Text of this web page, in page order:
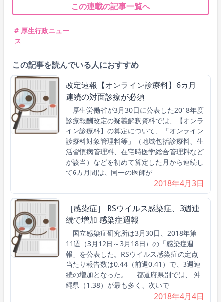
この連載の記事一覧へ
# 厚生行政ニュー
ス
この記事を読んでいる人におすすめ
改定速報【オンライン診療料】6カ月
連続の対面診療が必須
厚生労働省が3月30日に公表した2018年度
診療報酬改定の疑義解釈資料では、【オンラ
イン診療料】の算定について、「オンライン
診療料対象管理料等」（地域包括診療料、生
活習慣病管理料、在宅時医学総合管理料など
が該当）などを初めて算定した月から連続し
て6カ月間は、同一の医師が
2018年4月3日
［感染症］ RSウイルス感染症、3週連
続で増加 感染症週報
国立感染症研究所は3月30日、2018年第
11週（3月12日～3月18日）の「感染症週
報」を公表した。RSウイルス感染症の定点
当たり報告数は0.44（前週0.41）で、3週連
続の増加となった。 都道府県別では、 沖
縄県（1.38）が最も多く、次いで
2018年4月4日